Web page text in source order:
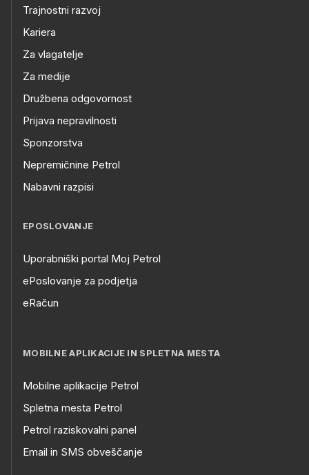
Trajnostni razvoj
Kariera
Za vlagatelje
Za medije
Družbena odgovornost
Prijava nepravilnosti
Sponzorstva
Nepremičnine Petrol
Nabavni razpisi
EPOSLOVANJE
Uporabniški portal Moj Petrol
ePoslovanje za podjetja
eRačun
MOBILNE APLIKACIJE IN SPLETNA MESTA
Mobilne aplikacije Petrol
Spletna mesta Petrol
Petrol raziskovalni panel
Email in SMS obveščanje